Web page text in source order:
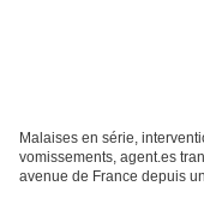
Malaises en série,
vomissements, agent.es
avenue de France depuis